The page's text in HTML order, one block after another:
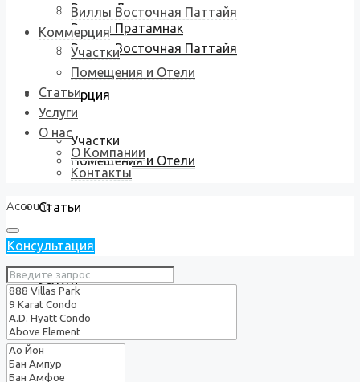
Виллы Джомтьен
Виллы Пратамнак
Виллы Восточная Паттайя
Коммерция
Участки
Помещения и Отели
Статьи
Услуги
О нас
Виллы Восточная Паттайя
Коммерция
Участки
Помещения и Отели
Статьи
Услуги
О нас
О Компании
Контакты
Account
Консультация